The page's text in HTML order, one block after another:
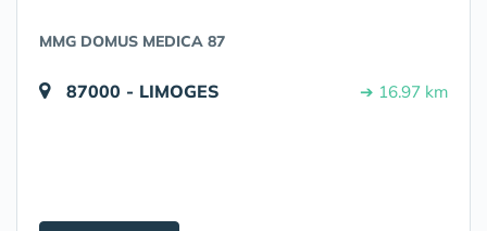
MMG DOMUS MEDICA 87
87000 - LIMOGES ➔ 16.97 km